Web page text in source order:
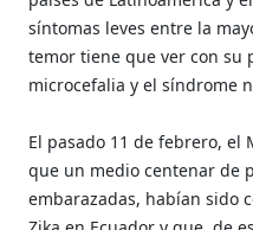
síntomas leves entre la
temor tiene que ver con su
microcefalia y el síndrome
El pasado 11 de febrero,
que un medio centenar de
embarazadas, habían sido